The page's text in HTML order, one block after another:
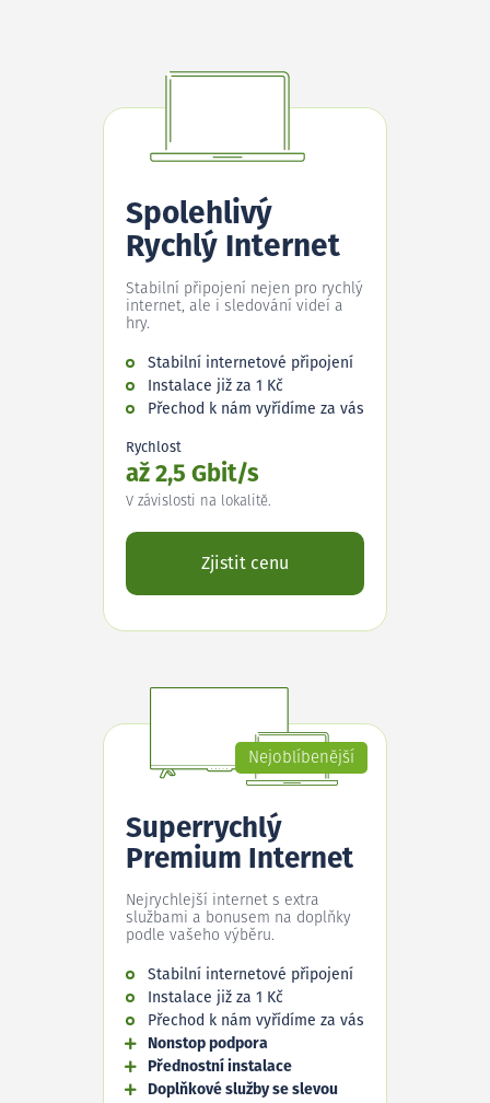
Spolehlivý
Rychlý Internet
Stabilní připojení nejen pro rychlý
internet, ale i sledování videí a
hry.
Stabilní internetové připojení
Instalace již za 1 Kč
Přechod k nám vyřídíme za vás
Rychlost
až 2,5 Gbit/s
V závislosti na lokalitě.
Zjistit cenu
Nejoblíbenější
Superrychlý
Premium Internet
Nejrychlejší internet s extra
službami a bonusem na doplňky
podle vašeho výběru.
Stabilní internetové připojení
Instalace již za 1 Kč
Přechod k nám vyřídíme za vás
Nonstop podpora
Přednostní instalace
Doplňkové služby se slevou